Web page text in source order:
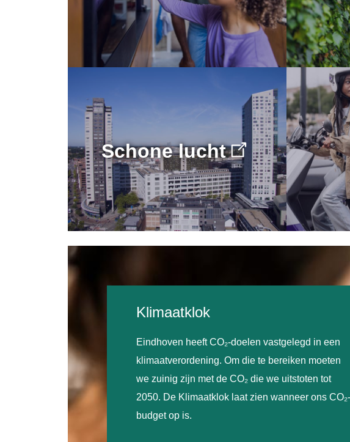
Schone lucht
Klimaatklok
Eindhoven heeft CO₂-doelen vastgelegd in een
klimaatverordening. Om die te bereiken moeten
we zuinig zijn met de CO₂ die we uitstoten tot
2050. De Klimaatklok laat zien wanneer ons CO₂-
budget op is.